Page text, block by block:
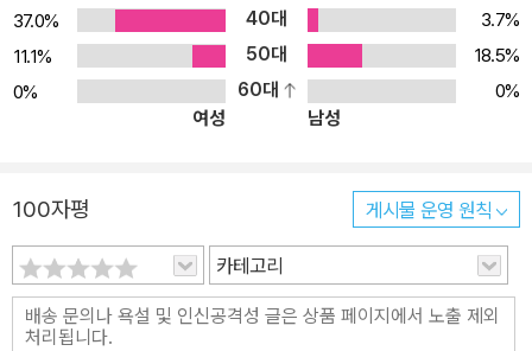
37.0%
40대
3.7%
11.1%
50대
18.5%
0%
60대
0%
여성
남성
100자평 게시물 운영 원칙
카테고리